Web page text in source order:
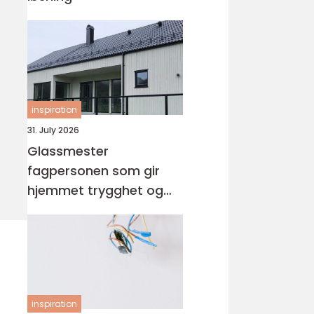
inspiration
31. July 2026
Glassmester
fagpersonen som gir
hjemmet trygghet og
lys
inspiration